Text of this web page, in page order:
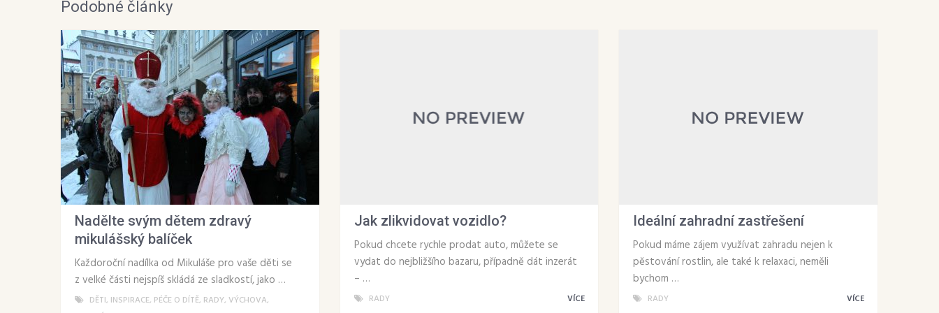
Podobné články
Nadělte svým dětem zdravý
mikulášský balíček
Každoroční nadílka od Mikuláše pro vaše děti se
z velké části nejspíš skládá ze sladkostí, jako …
DĚTI, INSPIRACE, PÉČE O DÍTĚ, RADY, VÝCHOVA,
Jak zlikvidovat vozidlo?
Pokud chcete rychle prodat auto, můžete se
vydat do nejbližšího bazaru, případně dát inzerát
– …
RADY VÍCE
Ideální zahradní zastřešení
Pokud máme zájem využívat zahradu nejen k
pěstování rostlin, ale také k relaxaci, neměli
bychom …
RADY VÍCE